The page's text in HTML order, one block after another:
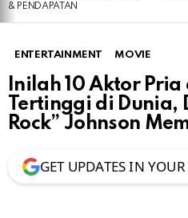
& PENDAPATAN
ENTERTAINMENT MOVIE
Inilah 10 Aktor
Tertinggi di Dunia,
Rock” Johnson
GET UPDATES IN